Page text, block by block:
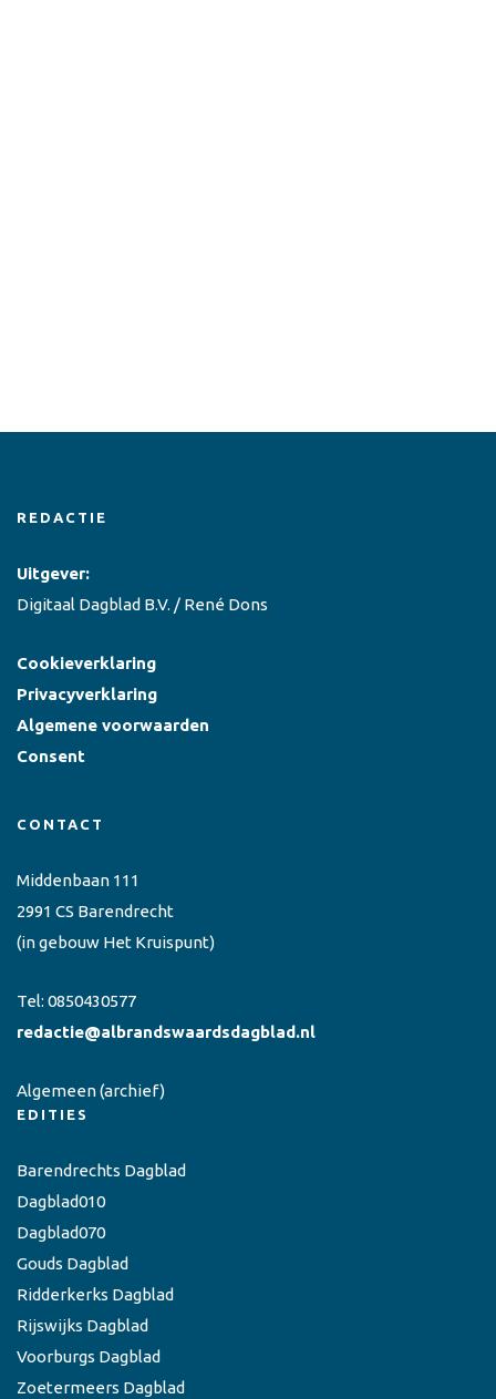
REDACTIE
Uitgever:
Digitaal Dagblad B.V. / René Dons
Cookieverklaring
Privacyverklaring
Algemene voorwaarden
Consent
CONTACT
Middenbaan 111
2991 CS Barendrecht
(in gebouw Het Kruispunt)
Tel: 0850430577
redactie@albrandswaardsdagblad.nl
Algemeen(archief)
EDITIES
Barendrechts Dagblad
Dagblad010
Dagblad070
Gouds Dagblad
Ridderkerks Dagblad
Rijswijks Dagblad
Voorburgs Dagblad
Zoetermeers Dagblad